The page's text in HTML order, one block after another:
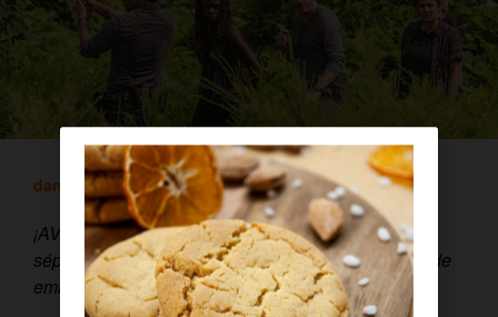
daniel / 23 marzo, 2017
¡AVISO! En este artículo se analiza con spoilers la
séptima temporada de ‘The Walking Dead’ a ritmo de
emisión de FOX España.